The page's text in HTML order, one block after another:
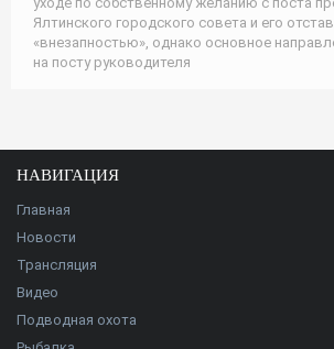
Ялтинского городского совета и его
«внезапностью», однако основное
на посту руководителя
НАВИГАЦИЯ
Главная
Новости
Трансляция
Видео
Подводная охота